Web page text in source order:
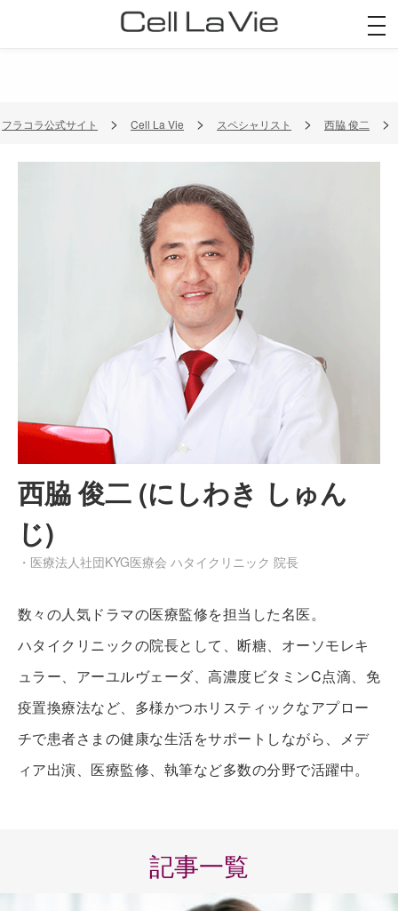
フラコラ公式サイト Cell La Vie スペシャリスト 西脇 俊二
西脇 俊二 (にしわき しゅん
じ)
・医療法人社団KYG医療会 ハタイクリニック 院長
数々の人気ドラマの医療監修を担当した名医。
ハタイクリニックの院長として、断糖、オーソモレキ
ュラー、アーユルヴェーダ、高濃度ビタミンC点滴、免
疫置換療法など、多様かつホリスティックなアプロー
チで患者さまの健康な生活をサポートしながら、メデ
ィア出演、医療監修、執筆など多数の分野で活躍中。
記事一覧